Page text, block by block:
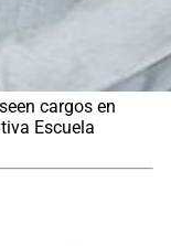
cargos en
Escuela